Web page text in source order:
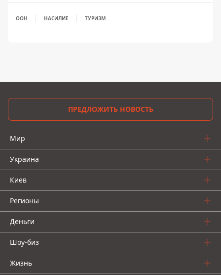
ООН НАСИЛИЕ ТУРИЗМ
ПРЕДЛОЖИТЬ НОВОСТЬ
Мир
Украина
Киев
Регионы
Деньги
Шоу-биз
Жизнь